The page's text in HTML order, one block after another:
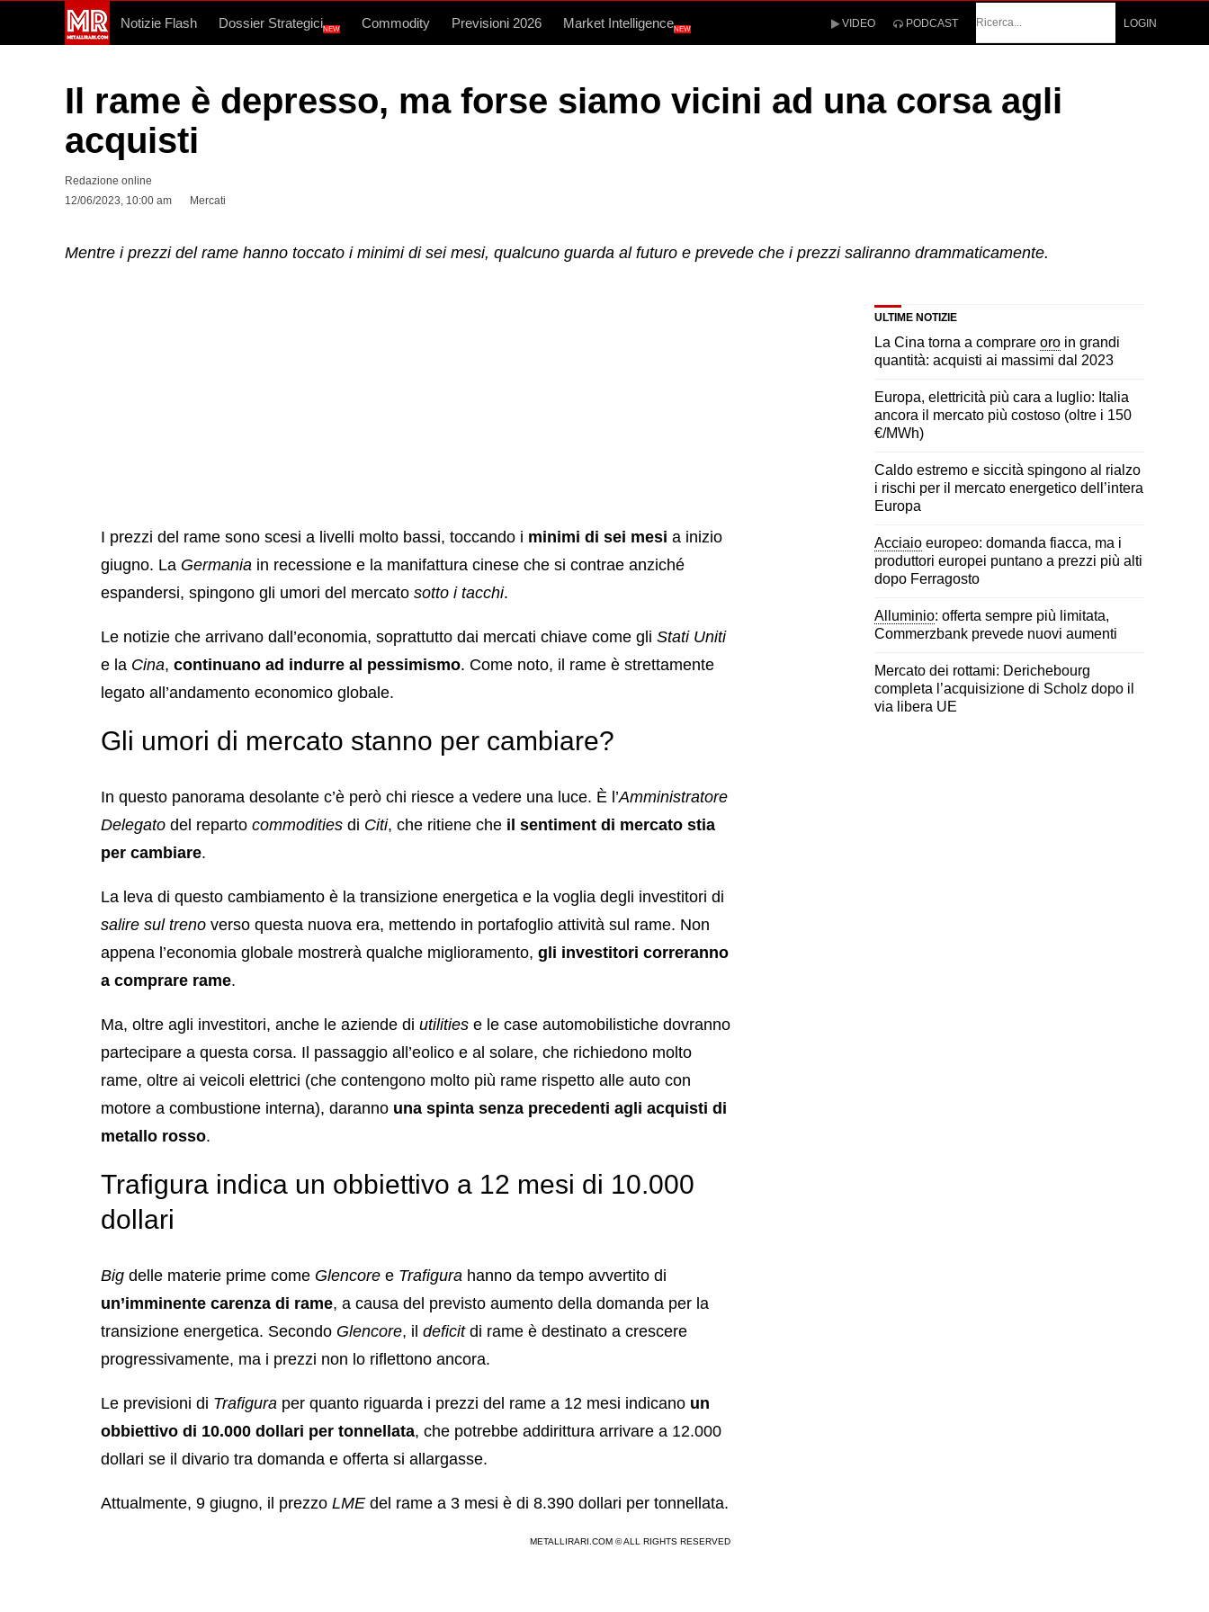
Notizie Flash Dossier StrategiciNEW Commodity Previsioni 2026 Market IntelligenceNEW VIDEO PODCAST
LOGIN
Il rame è depresso, ma forse siamo vicini ad una corsa agli
acquisti
Redazione online
12/06/2023, 10:00 am
Mercati
Mentre i prezzi del rame hanno toccato i minimi di sei mesi, qualcuno guarda al futuro e prevede che i prezzi saliranno drammaticamente.
I prezzi del rame sono scesi a livelli molto bassi, toccando i minimi di sei mesi a inizio
giugno. La Germania in recessione e la manifattura cinese che si contrae anziché
espandersi, spingono gli umori del mercato sotto i tacchi.
Le notizie che arrivano dall’economia, soprattutto dai mercati chiave come gli Stati Uniti
e la Cina, continuano ad indurre al pessimismo. Come noto, il rame è strettamente
legato all’andamento economico globale.
Gli umori di mercato stanno per cambiare?
In questo panorama desolante c’è però chi riesce a vedere una luce. È l’Amministratore
Delegato del reparto commodities di Citi, che ritiene che il sentiment di mercato stia
per cambiare.
La leva di questo cambiamento è la transizione energetica e la voglia degli investitori di
salire sul treno verso questa nuova era, mettendo in portafoglio attività sul rame. Non
appena l’economia globale mostrerà qualche miglioramento, gli investitori correranno
a comprare rame.
Ma, oltre agli investitori, anche le aziende di utilities e le case automobilistiche dovranno
partecipare a questa corsa. Il passaggio all’eolico e al solare, che richiedono molto
rame, oltre ai veicoli elettrici (che contengono molto più rame rispetto alle auto con
motore a combustione interna), daranno una spinta senza precedenti agli acquisti di
metallo rosso.
Trafigura indica un obbiettivo a 12 mesi di 10.000
dollari
Big delle materie prime come Glencore e Trafigura hanno da tempo avvertito di
un’imminente carenza di rame, a causa del previsto aumento della domanda per la
transizione energetica. Secondo Glencore, il deficitdi rame è destinato a crescere
progressivamente, ma i prezzi non lo riflettono ancora.
Le previsioni di Trafigura per quanto riguarda i prezzi del rame a 12 mesi indicano un
obbiettivo di 10.000 dollari per tonnellata, che potrebbe addirittura arrivare a 12.000
dollari se il divario tra domanda e offerta si allargasse.
Attualmente, 9 giugno, il prezzo LME del rame a 3 mesi è di 8.390 dollari per tonnellata.
METALLIRARI.COM © ALL RIGHTS RESERVED
ULTIME NOTIZIE
La Cina torna a comprare oro in grandi
quantità: acquisti ai massimi dal 2023
Europa, elettricità più cara a luglio: Italia
ancora il mercato più costoso (oltre i 150
€/MWh)
Caldo estremo e siccità spingono al rialzo
i rischi per il mercato energetico dell’intera
Europa
Acciaio europeo: domanda fiacca, ma i
produttori europei puntano a prezzi più alti
dopo Ferragosto
Alluminio: offerta sempre più limitata,
Commerzbank prevede nuovi aumenti
Mercato dei rottami: Derichebourg
completa l’acquisizione di Scholz dopo il
via libera UE